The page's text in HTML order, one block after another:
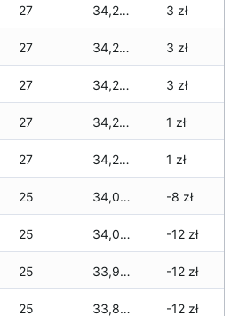
27 34,255 zł 3 zł
27 34,255 zł 3 zł
27 34,255 zł 3 zł
27 34,255 zł 1 zł
27 34,255 zł 1 zł
25 34,000 zł -8 zł
25 34,000 zł -12 zł
25 33,900 zł -12 zł
25 33,845 zł -12 zł